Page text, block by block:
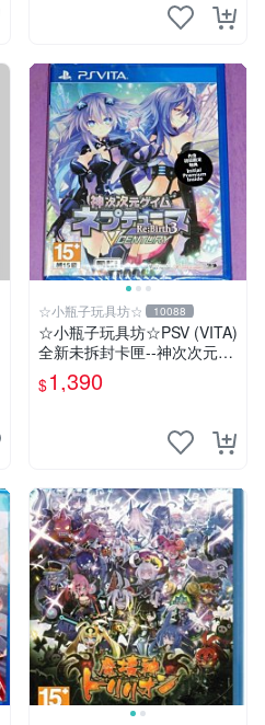
☆小瓶子玩具坊☆ 10088
☆小瓶子玩具坊☆PSV (VITA)
全新未拆封卡匣--神次次元戰
記 戰機少女 Re;Birth 3 V 世
紀
$1,390